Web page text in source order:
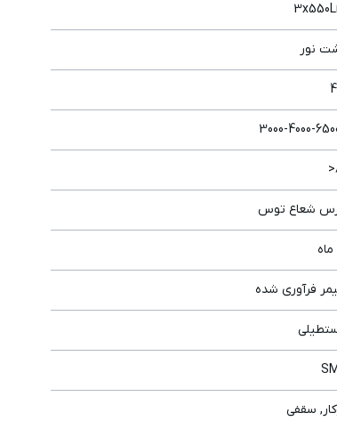
نور
3000-4000-
شعاع توس
فرآوري شده
سقفی